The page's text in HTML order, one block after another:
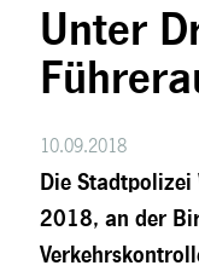
Unter
10.09.2018
Die
2018, an der